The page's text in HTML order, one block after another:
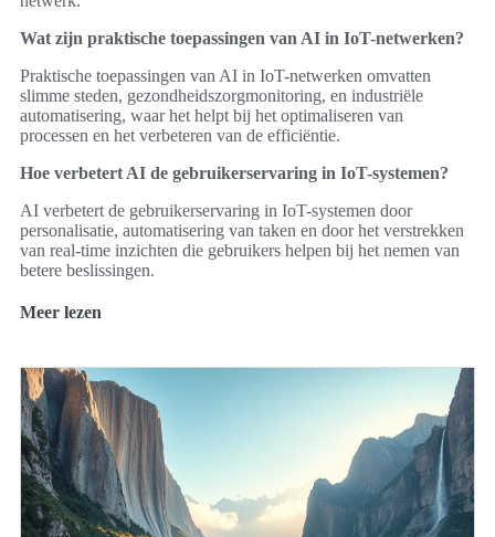
Wat zijn praktische toepassingen van AI in IoT-netwerken?
Praktische toepassingen van AI in IoT-netwerken omvatten
slimme steden, gezondheidszorgmonitoring, en industriële
automatisering, waar het helpt bij het optimaliseren van
processen en het verbeteren van de efficiëntie.
Hoe verbetert AI de gebruikerservaring in IoT-systemen?
AI verbetert de gebruikerservaring in IoT-systemen door
personalisatie, automatisering van taken en door het verstrekken
van real-time inzichten die gebruikers helpen bij het nemen van
betere beslissingen.
Meer lezen